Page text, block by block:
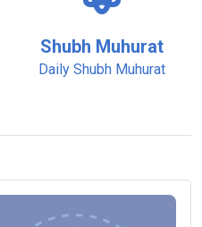
Shubh Muhurat
Daily Shubh Muhurat